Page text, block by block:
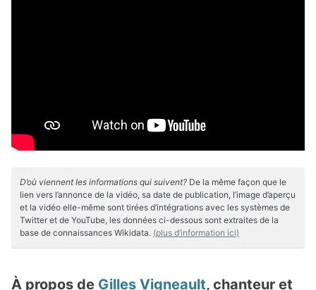
D’où viennent les informations qui suivent? De la même façon que le
lien vers l’annonce de la vidéo, sa date de publication, l’image d’aperçu
et la vidéo elle-même sont tirées d’intégrations avec les systèmes de
Twitter et de YouTube, les données ci-dessous sont extraites de la
base de connaissances Wikidata. (plus d’information ici)
À propos de Gilles Vigneault, chanteur et